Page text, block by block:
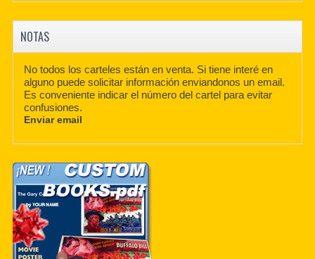
NOTAS
No todos los carteles están en venta. Si tiene interé en
alguno puede solicitar información enviandonos un email.
Es conveniente indicar el número del cartel para evitar
confusiones.
Enviar email